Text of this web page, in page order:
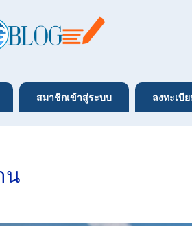
สมาชิกเข้าสู่ระบบ ลงทะเบี
น